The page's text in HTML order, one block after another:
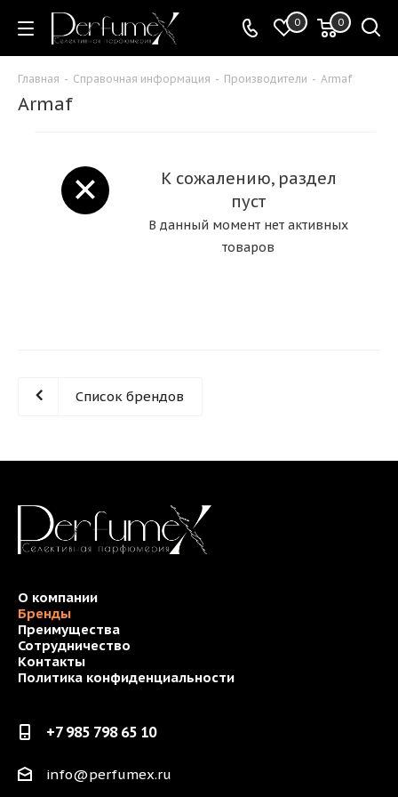
0 0
Главная - Справочная информация - Производители - Armaf
Armaf
К сожалению, раздел
пуст
В данный момент нет активных
товаров
Список брендов
О компании
Бренды
Преимущества
Сотрудничество
Контакты
Политика конфиденциальности
+7 985 798 65 10
info@perfumex.ru